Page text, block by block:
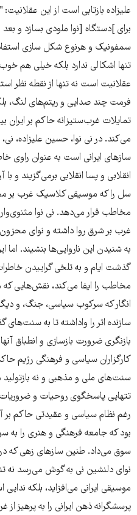
علیزاده بازتابی است از این
برای ]دستگاه [نوا ملودی بسازد و بعد
سمفونیک و هرنوع شکل ‌سازی
تنها اشکالی ندارد بلکه خیلی هم
عقلانیت است نه تنها از نقطه نظر
فرمت چند صدایی و ریتم‌های لنگ،
تمایلات غرب‌ستیزانه حاکم بر
می‌کند. در نی نوا، حسین علیزاده،
سازهای ایرانی است به عنوان راوی
انقلابی و پسا انقلابی برمی‌گزیند و
سل را که موسیقی کلاسیک غرب بر
مخاطب قرار می‌دهد. نی نوا
غرب بر شرق روا داشته و نوای
به شنیدن این ناروایی‌ها بنشیند.
گذشت ایام و به تلخی گراییدن
مخاطب را ایفا می‌کند، نقش‌هایی که
انگار که سرکوب سیاسی، جنگ، و
سازنده اثر را واداشته تا به سنت‌های
بازنگری ضرورت بازسازی و انطباق
کارگزاران سیاسی و فرهنگی رژیم
سنت‌های ملی و مذهبی و نه بازتولید
تتهایی پاسخگوی روحیات و ضروریات
رغم نظام سیاسی و عقیدتی حاکم بر
بود که جامعه فرهنگی و هنری را
سوق می‌داد. طنین سازهای زهی که در
نوای دلنشین نی به گوش می‌رسد نه
موسیقی ایرانی می‌افزاید، بلکه
پرسشگرانه ذهن ایرانی را به پرهیز